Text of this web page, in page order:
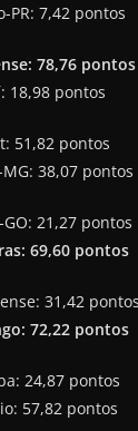
PR: 7,42 pontos
78,76 pontos
18,98 pontos
51,82 pontos
38,07 pontos
21,27 pontos
69,60 pontos
31,42 pontos
72,22 pontos
24,87 pontos
57,82 pontos